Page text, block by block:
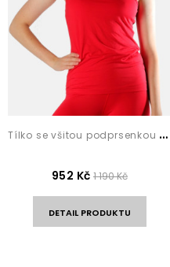
T
ílko se všitou podprsenkou Reva Red
952 Kč 1 190 Kč
DETAIL PRODUKTU